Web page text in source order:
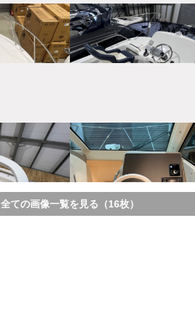
全ての画像一覧を見る（16枚）